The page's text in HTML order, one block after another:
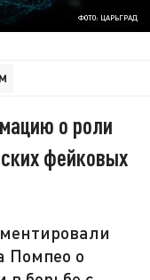
ФОТО: ЦАРЬГРАД
о роли
фейковых
Помпео о